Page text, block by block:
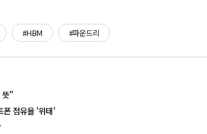
#HBM #파운드리
뜻"
폰 점유율 '위태'